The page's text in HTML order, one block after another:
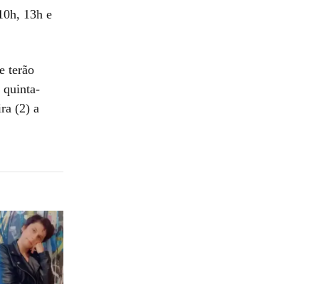
13h e
terão
quinta-
(2) a